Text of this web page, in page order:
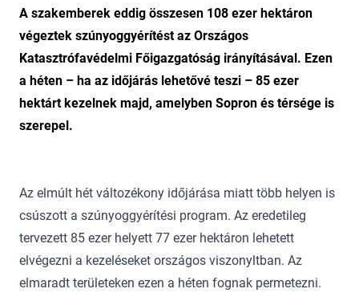
A szakemberek eddig összesen 108 ezer hektáron
végeztek szúnyoggyérítést az Országos
Katasztrófavédelmi Főigazgatóság irányításával. Ezen
a héten – ha az időjárás lehetővé teszi – 85 ezer
hektárt kezelnek majd, amelyben Sopron és térsége is
szerepel.
Az elmúlt hét változékony időjárása miatt több helyen is
csúszott a szúnyoggyérítési program. Az eredetileg
tervezett 85 ezer helyett 77 ezer hektáron lehetett
elvégezni a kezeléseket országos viszonyltban. Az
elmaradt területeken ezen a héten fognak permetezni.